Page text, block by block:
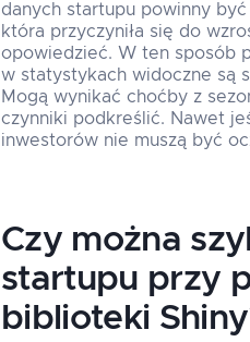
danych startupu powinny
która przyczyniła się do
opowiedzieć. W ten sposób
w statystykach widoczne są
Mogą wynikać choćby z
czynniki podkreślić. Nawet
inwestorów nie muszą być
Czy można
startupu przy
biblioteki